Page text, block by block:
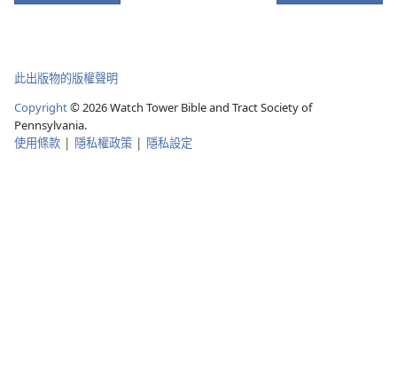
此出版物的版權聲明
Copyright© 2026Watch Tower Bible and Tract Society of
Pennsylvania.
使用條款 | 隱私權政策 | 隱私設定